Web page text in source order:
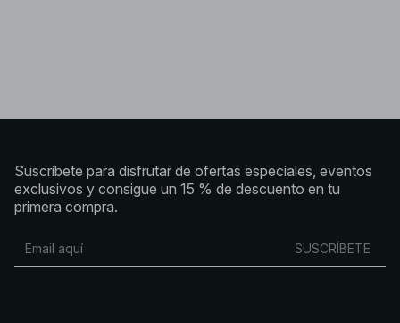
Suscríbete para disfrutar de ofertas especiales, eventos
exclusivos y consigue un 15 % de descuento en tu
primera compra.
SUSCRÍBETE